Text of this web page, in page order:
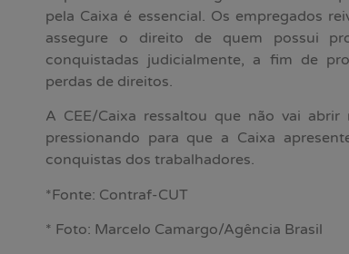
pela Caixa é essencial. Os empregados
assegure o direito de quem possui
conquistadas judicialmente, a fim de
perdas de direitos.
A CEE/Caixa ressaltou que não vai
pressionando para que a Caixa
conquistas dos trabalhadores.
*Fonte: Contraf-CUT
* Foto: Marcelo Camargo/Agência Brasil